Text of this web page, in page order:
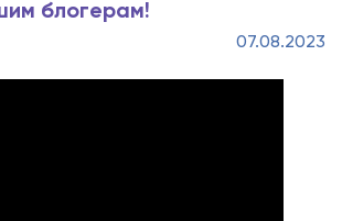
блогерам!
07.08.2023